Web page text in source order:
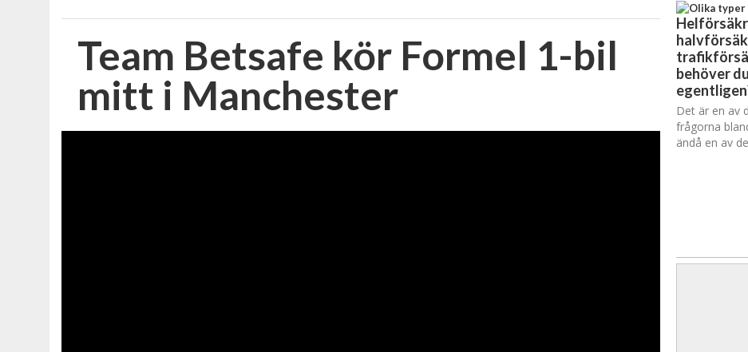
Team Betsafe kör Formel 1-bil
mitt i Manchester
behöver du
Det är en av
frågorna
ändå en av